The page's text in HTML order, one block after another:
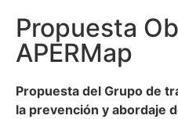
Propuesta
APERMap
Propuesta del Grupo de
la prevención y abordaje